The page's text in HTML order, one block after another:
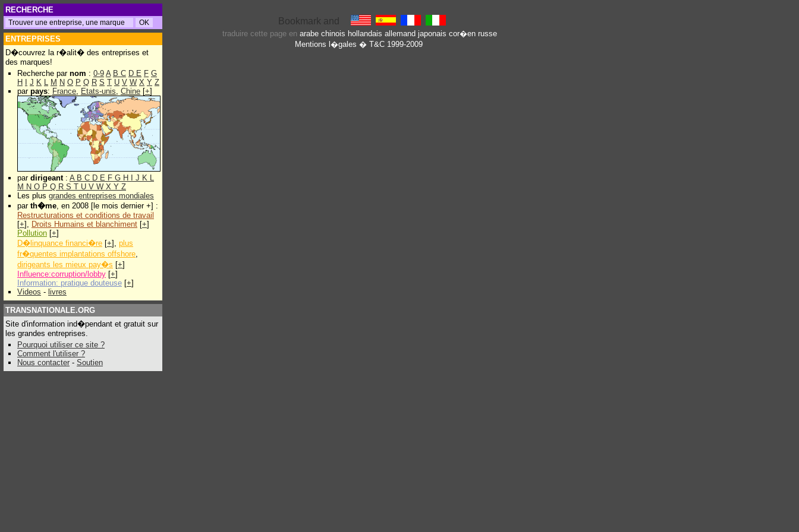
RECHERCHE
ENTREPRISES
D�couvrez la r�alit� des entreprises et
des marques!
Recherche par nom : 0-9 A B C D E F G
H
J K L M N O P Q R S T U V W X Y Z
par pays: France, Etats-unis, Chine [+]
par dirigeant: A B C D E F G H J K L
M N O P Q R S T U V W X Y Z
Les plus grandes entreprises mondiales
par th�me, en 2008 [le mois dernier +] :
Restructurations et conditions de travail
[+], Droits Humains et blanchiment [+]
Pollution [+]
D�linquance financi�re [+], plus
fr�quentes implantations offshore,
dirigeants les mieux pay�s [+]
Influence:corruption/lobby [+]
Information: pratique douteuse [+]
Videos - livres
TRANSNATIONALE.ORG
Site d'information ind�pendant et gratuit sur
les grandes entreprises.
Pourquoi utiliser ce site ?
Comment l'utiliser ?
Nous contacter - Soutien
traduire cette page en arabe chinois hollandais allemand japonais cor�en russe
Mentions l�gales � T&C 1999-2009